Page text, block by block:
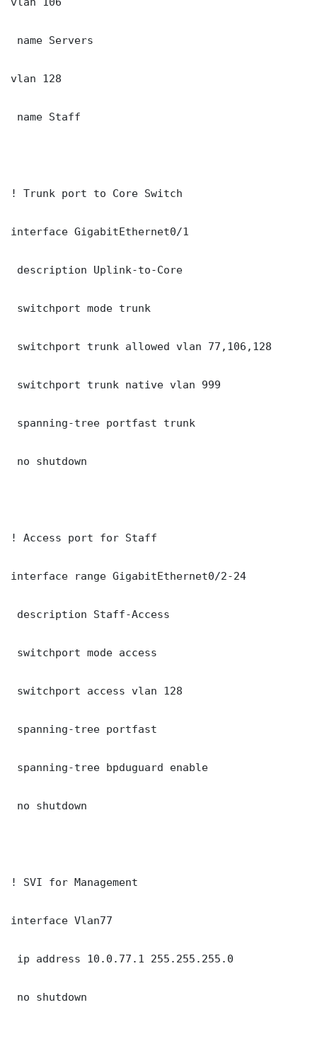
name Servers
vlan 128
name Staff
! Trunk port to Core Switch
interface GigabitEthernet0/1
description Uplink-to-Core
switchport mode trunk
switchport trunk allowed vlan 77,106,128
switchport trunk native vlan 999
spanning-tree portfast trunk
no shutdown
! Access port for Staff
interface range GigabitEthernet0/2-24
description Staff-Access
switchport mode access
switchport access vlan 128
spanning-tree portfast
spanning-tree bpduguard enable
no shutdown
! SVI for Management
interface Vlan77
ip address 10.0.77.1 255.255.255.0
no shutdown